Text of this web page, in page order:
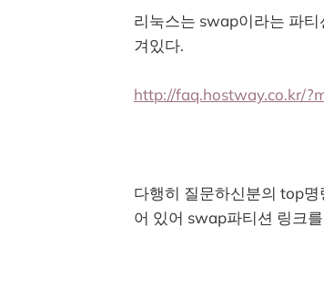
리눅스는 swap이라는 파
겨있다.
http://faq.hostway.co.kr/
다행히 질문하신분의 top
어 있어 swap파티션 링크